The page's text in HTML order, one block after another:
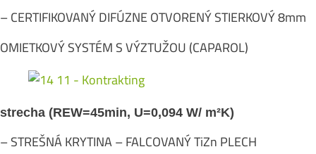
– CERTIFIKOVANÝ DIFÚZNE OTVORENÝ STIERKOVÝ 8mm
OMIETKOVÝ SYSTÉM S VÝZTUŽOU (CAPAROL)
strecha (REW=45min, U=0,094 W/ m²K)
– STREŠNÁ KRYTINA – FALCOVANÝ TiZn PLECH